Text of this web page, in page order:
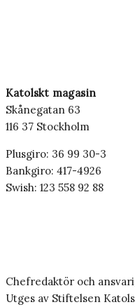
Katolskt magasin
Skånegatan 63
116 37 Stockholm
Plusgiro: 36 99 30-3
Bankgiro: 417-4926
Swish: 123 558 92 88
Chefredaktör och
Utges av Stiftelsen